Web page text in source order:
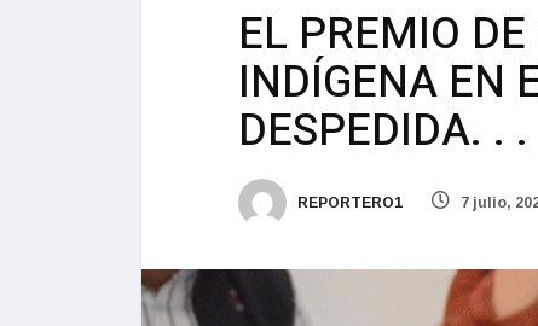
EL PREMIO
INDÍGENA EN
DESPEDIDA. . .
REPORTERO1 7 julio,